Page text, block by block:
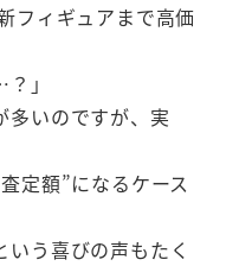
フィギュアまで高価
」
多いのですが、実
定額”になるケース
いう喜びの声もたく